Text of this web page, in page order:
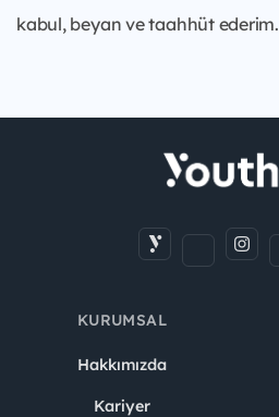
kabul, beyan ve taahhüt ederim.
KURUMSAL
Hakkımızda
Kariyer